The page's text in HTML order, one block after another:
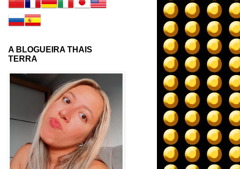
A BLOGUEIRA THAIS
TERRA